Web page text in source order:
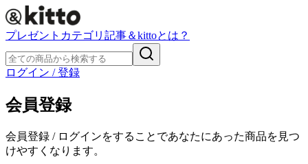
プレゼント カテゴリ 記事＆kittoとは？
ログイン / 登録
会員登録
会員登録 / ログインをすることであなたにあった商品を見つ
けやすくなります。